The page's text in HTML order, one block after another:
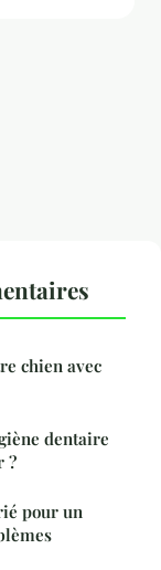
chien avec
dentaire
?
pour un